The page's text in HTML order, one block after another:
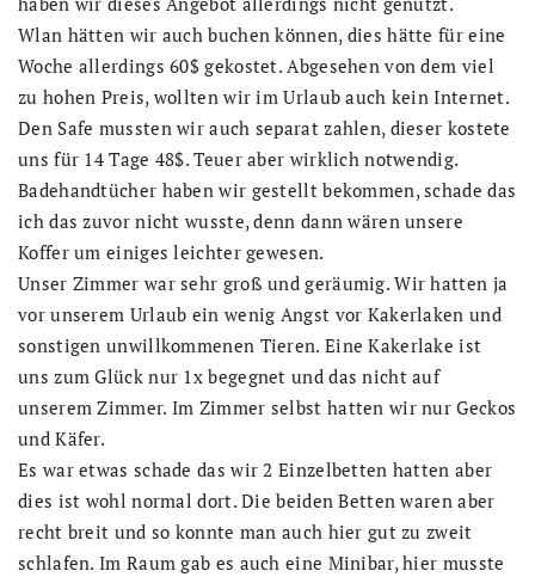
Wlan hätten wir auch buchen können, dies hätte für eine
Woche allerdings 60$ gekostet. Abgesehen von dem viel
zu hohen Preis, wollten wir im Urlaub auch kein Internet.
Den Safe mussten wir auch separat zahlen, dieser kostete
uns für 14 Tage 48$. Teuer aber wirklich notwendig.
Badehandtücher haben wir gestellt bekommen, schade das
ich das zuvor nicht wusste, denn dann wären unsere
Koffer um einiges leichter gewesen.
Unser Zimmer war sehr groß und geräumig. Wir hatten ja
vor unserem Urlaub ein wenig Angst vor Kakerlaken und
sonstigen unwillkommenen Tieren. Eine Kakerlake ist
uns zum Glück nur 1x begegnet und das nicht auf
unserem Zimmer. Im Zimmer selbst hatten wir nur Geckos
und Käfer.
Es war etwas schade das wir 2 Einzelbetten hatten aber
dies ist wohl normal dort. Die beiden Betten waren aber
recht breit und so konnte man auch hier gut zu zweit
schlafen. Im Raum gab es auch eine Minibar, hier musste